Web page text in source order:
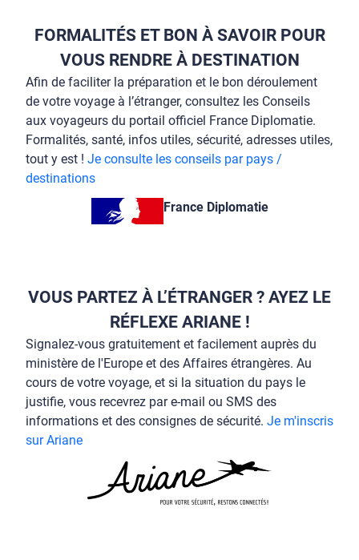
FORMALITÉS ET BON À SAVOIR POUR
VOUS RENDRE À DESTINATION
Afin de faciliter la préparation et le bon déroulement
de votre voyage à l’étranger, consultez les Conseils
aux voyageurs du portail officiel France Diplomatie.
Formalités, santé, infos utiles, sécurité, adresses utiles,
tout y est ! Je consulte les conseils par pays /
destinations
France Diplomatie
VOUS PARTEZ À L’ÉTRANGER ? AYEZ LE
RÉFLEXE ARIANE !
Signalez-vous gratuitement et facilement auprès du
ministère de l'Europe et des Affaires étrangères. Au
cours de votre voyage, et si la situation du pays le
justifie, vous recevrez par e-mail ou SMS des
informations et des consignes de sécurité. Je m'inscris
sur Ariane